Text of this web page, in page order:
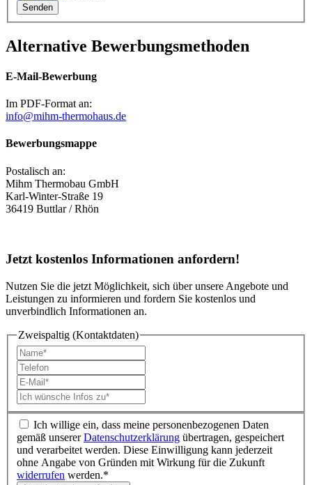
Alternative Bewerbungsmethoden
E-Mail-Bewerbung
Im PDF-Format an:
info@mihm-thermohaus.de
Bewerbungsmappe
Postalisch an:
Mihm Thermobau GmbH
Karl-Winter-Straße 19
36419 Buttlar / Rhön
Jetztkostenlos Informationen anfordern!
Nutzen Sie die jetzt Möglichkeit, sich über unsere Angebote und
Leistungen zu informieren und fordern Sie kostenlos und
unverbindlich Informationen an.
Zweispaltig (Kontaktdaten)
Ich willige ein, dass meine personenbezogenen Daten
gemäß unsererDatenschutzerklärung übertragen, gespeichert
und verarbeitet werden. Diese Einwilligung kann jederzeit
ohne Angabe von Gründen mit Wirkung für die Zukunft
widerrufen werden.*